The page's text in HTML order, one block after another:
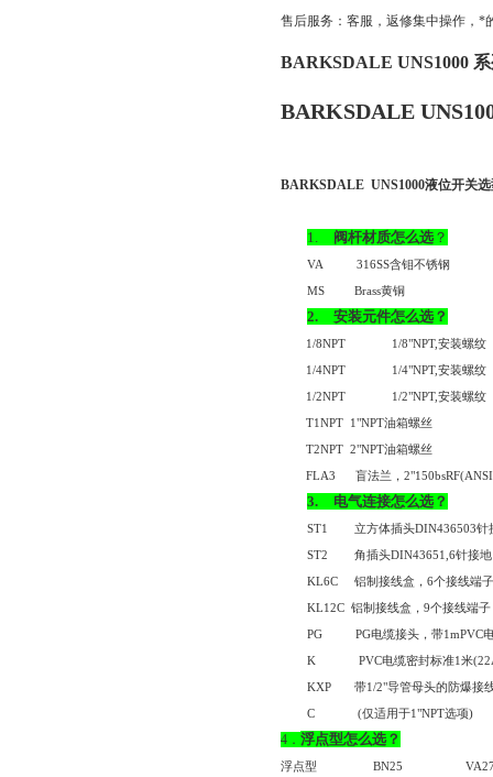
售后服务：客服，返修集中操作，*
BARKSDALE UNS1000
BARKSDALE
BARKSDALE UNS1000液位开关
1. 阀杆材质怎么选 ？
VA 316SS含钼不锈钢
MS
Brass黄铜
2. 安装元件怎么选？
1/8NPT 1/8"NPT,安装螺纹
1/4NPT
1/4"NPT,安装螺纹
1/2NPT
1/2"NPT,安装螺纹
T1NPT 1"NPT油箱螺丝
T2NPT 2"NPT油箱螺丝
FLA3
盲法兰，
3. 电气连接怎么选？
ST1 立方体插头DIN436503针
ST2
角插头DIN43651,6针接地
KL6C
铝制接线盒， 6个接线端
KL12C 铝制接线盒， 9个接线端子
PG
PG电缆接头，带1mPVC
K
PVC电缆密封标准1米
KXP
带1/2"导管母头的防爆接
C
(仅适用于1"NPT选项)
4 ． 浮点型怎么选？
浮点型 BN25